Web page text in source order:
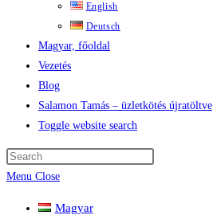
English
Deutsch
Magyar, főoldal
Vezetés
Blog
Salamon Tamás – üzletkötés újratöltve
Toggle website search
Menu Close
Magyar